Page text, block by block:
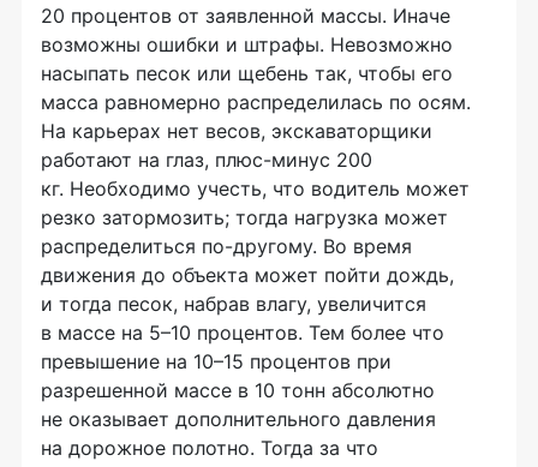
20 процентов от заявленной массы. Иначе
возможны ошибки и штрафы. Невозможно
насыпать песок или щебень так, чтобы его
масса равномерно распределилась по осям.
На карьерах нет весов, экскаваторщики
работают на глаз, плюс-минус 200
кг. Необходимо учесть, что водитель может
резко затормозить; тогда нагрузка может
распределиться по-другому. Во время
движения до объекта может пойти дождь,
и тогда песок, набрав влагу, увеличится
в массе на 5–10 процентов. Тем более что
превышение на 10–15 процентов при
разрешенной массе в 10 тонн абсолютно
не оказывает дополнительного давления
на дорожное полотно. Тогда за что